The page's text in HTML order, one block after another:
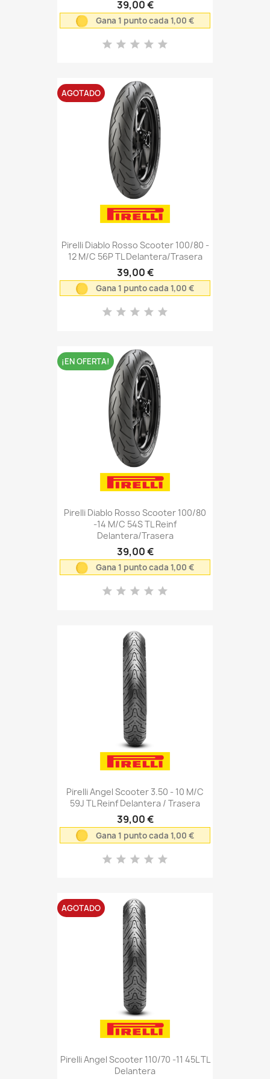
39,00 €
Gana 1 punto cada 1,00 €
Pirelli Diablo Rosso Scooter 100/80 -
12 M/C 56P TL Delantera/Trasera
39,00 €
Gana 1 punto cada 1,00 €
AGOTADO
Pirelli Diablo Rosso Scooter 100/80
-14 M/C 54S TL Reinf
Delantera/Trasera
39,00 €
Gana 1 punto cada 1,00 €
¡EN OFERTA!
Pirelli Angel Scooter 3.50 - 10 M/C
59J TL Reinf Delantera / Trasera
39,00 €
Gana 1 punto cada 1,00 €
Pirelli Angel Scooter 110/70 -11 45L TL
Delantera
AGOTADO